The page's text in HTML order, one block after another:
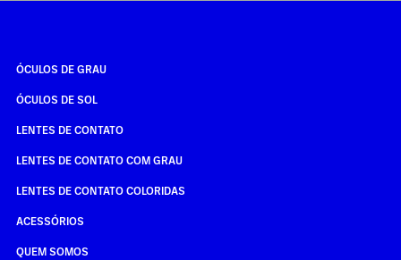
ÓCULOS DE GRAU
ÓCULOS DE SOL
LENTES DE CONTATO
LENTES DE CONTATO COM GRAU
LENTES DE CONTATO COLORIDAS
ACESSÓRIOS
QUEM SOMOS